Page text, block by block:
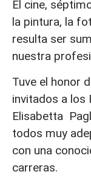
El cine,
la pintura, la
resulta ser
nuestra
Tuve el honor
invitados a los
Elisabetta
todos muy
con una
carreras.